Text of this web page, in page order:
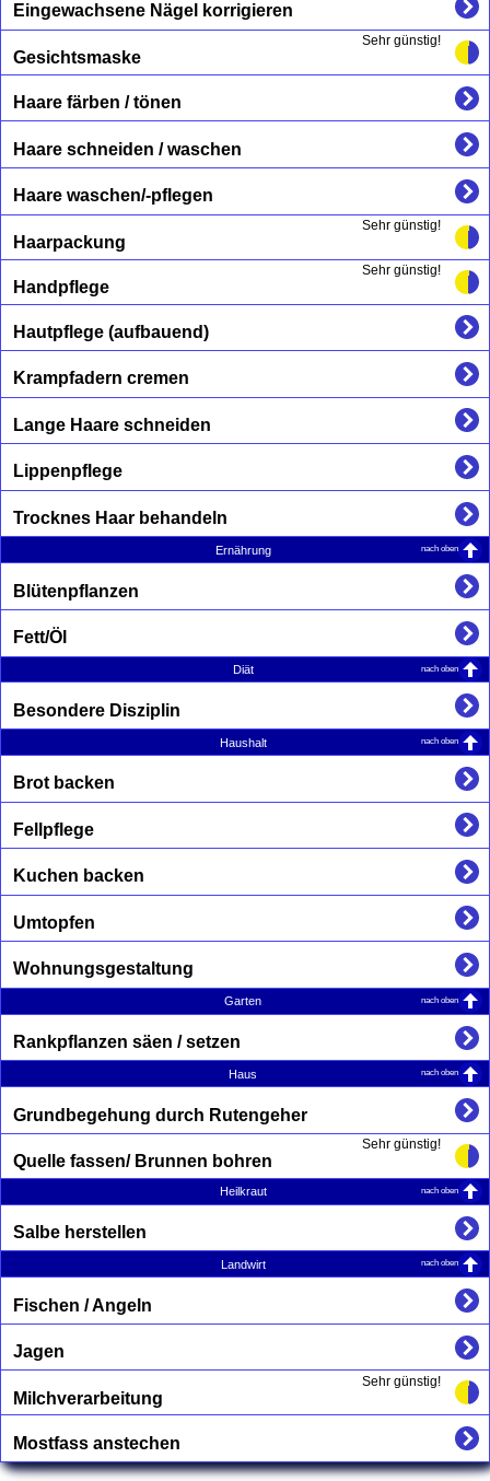
Eingewachsene Nägel korrigieren
Sehr günstig!
Gesichtsmaske
Haare färben / tönen
Haare schneiden / waschen
Haare waschen/-pflegen
Sehr günstig!
Haarpackung
Sehr günstig!
Handpflege
Hautpflege (aufbauend)
Krampfadern cremen
Lange Haare schneiden
Lippenpflege
Trocknes Haar behandeln
Ernährung nach oben
Blütenpflanzen
Fett/Öl
Diät nach oben
Besondere Disziplin
Haushalt nach oben
Brot backen
Fellpflege
Kuchen backen
Umtopfen
Wohnungsgestaltung
Garten nach oben
Rankpflanzen säen / setzen
Haus nach oben
Grundbegehung durch Rutengeher
Sehr günstig!
Quelle fassen/ Brunnen bohren
Heilkraut nach oben
Salbe herstellen
Landwirt nach oben
Fischen / Angeln
Jagen
Sehr günstig!
Milchverarbeitung
Mostfass anstechen